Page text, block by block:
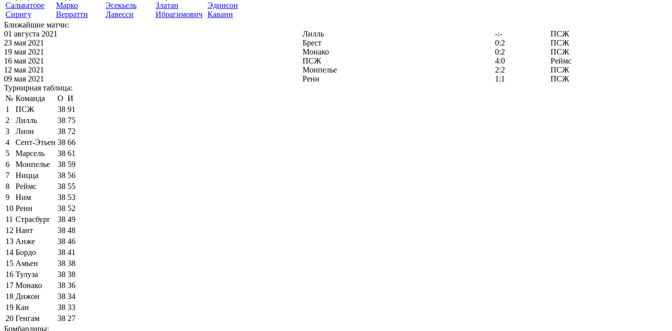
Сальваторе
Сиригу
Марко
Верратти
Эсекьель
Лавесси
Златан
Ибрагимович
Эдинсон
Кавани
Ближайшие матчи:
01 августа 2021
Лилль -:-
ПСЖ
23 мая 2021
Брест 0:2
ПСЖ
19 мая 2021
Монако 0:2
ПСЖ
16 мая 2021
ПСЖ 4:0
Реймс
12 мая 2021
Монпелье 2:2
ПСЖ
09 мая 2021
Ренн 1:1
ПСЖ
Турнирная таблица:
№ Команда О И
1
ПСЖ 38 91
2
Лилль 38 75
3
Лион 38 72
4
Сент-Этьен 38 66
5
Марсель 38 61
6
Монпелье 38 59
7
Ницца 38 56
8
Реймс 38 55
9
Ним 38 53
10 Ренн 38 52
11 Страсбург 38 49
12 Нант 38 48
13 Анже 38 46
14 Бордо 38 41
15 Амьен 38 38
16 Тулуза 38 38
17 Монако 38 36
18 Дижон 38 34
19 Кан 38 33
20 Генгам 38 27
Бомбардиры: